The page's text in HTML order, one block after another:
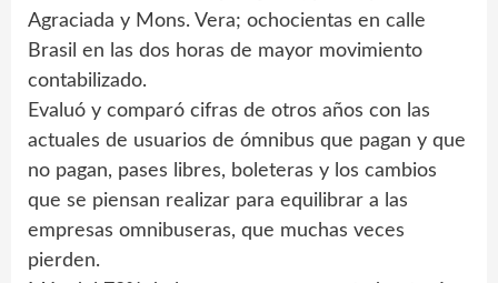
Agraciada y Mons. Vera; ochocientas en calle
Brasil en las dos horas de mayor movimiento
contabilizado.
Evaluó y comparó cifras de otros años con las
actuales de usuarios de ómnibus que pagan y que
no pagan, pases libres, boleteras y los cambios
que se piensan realizar para equilibrar a las
empresas omnibuseras, que muchas veces
pierden.